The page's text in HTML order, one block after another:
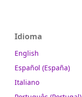
Idioma
English
Español (España)
Italiano